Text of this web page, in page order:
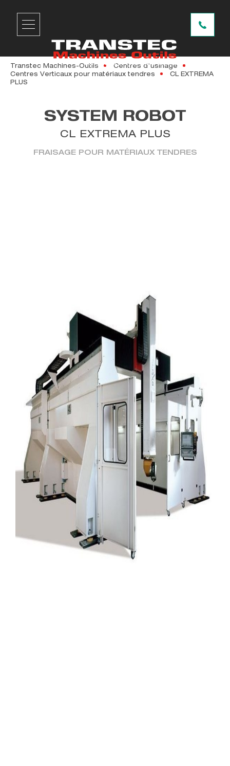
Transtec Machines-Outils
Centres d'usinage
Centres Verticaux pour matériaux tendres
CL EXTREMA
PLUS
SYSTEM ROBOT
CL EXTREMA PLUS
FRAISAGE POUR MATÉRIAUX TENDRES